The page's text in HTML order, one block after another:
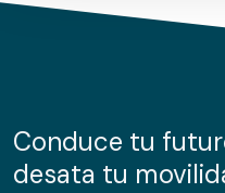
de cookies.
información sobre el uso
nuestros partners de
Conduce tu
desata tu